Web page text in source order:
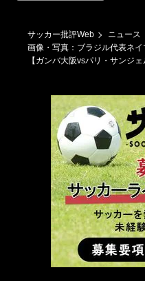
サッカー批評Web ニュース
画像・写真：ブラジル代表ネイ
【ガンバ大阪vsパリ・サンジ